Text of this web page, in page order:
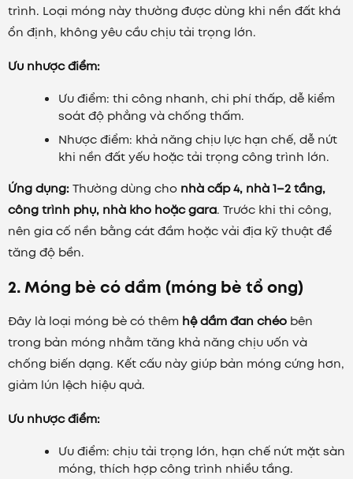
trình. Loại móng này thường được dùng khi nền đất khá
ổn định, không yêu cầu chịu tải trọng lớn.
Ưu nhược điểm:
Ưu điểm: thi công nhanh, chi phí thấp, dễ kiểm
soát độ phẳng và chống thấm.
Nhược điểm: khả năng chịu lực hạn chế, dễ nứt
khi nền đất yếu hoặc tải trọng công trình lớn.
Ứng dụng:Thường dùng cho nhà cấp 4, nhà 1–2 tầng,
công trình phụ, nhà kho hoặc gara. Trước khi thi công,
nên gia cố nền bằng cát đầm hoặc vải địa kỹ thuật để
tăng độ bền.
2. Móng bè có dầm (móng bè tổ ong)
Đây là loại móng bè có thêm hệ dầm đan chéo bên
trong bản móng nhằm tăng khả năng chịu uốn và
chống biến dạng. Kết cấu này giúp bản móng cứng hơn,
giảm lún lệch hiệu quả.
Ưu nhược điểm:
Ưu điểm: chịu tải trọng lớn, hạn chế nứt mặt sàn
móng, thích hợp công trình nhiều tầng.